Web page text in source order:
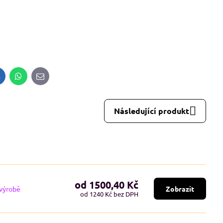
WhatsApp
E-
mail
Následující produkt
od 1500,40 Kč
od 1240 Kč bez DPH
Zobrazit